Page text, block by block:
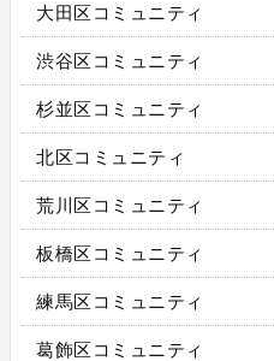
大田区コミュニティ
渋谷区コミュニティ
杉並区コミュニティ
北区コミュニティ
荒川区コミュニティ
板橋区コミュニティ
練馬区コミュニティ
葛飾区コミュニティ